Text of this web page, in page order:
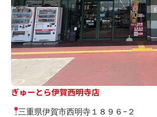
ぎゅーとら伊賀西明寺店
三重県伊賀市西明寺１８９６−２